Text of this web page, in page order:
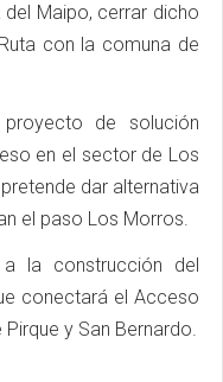
Maipo, cerrar dicho
con la comuna de
de solución
en el sector de Los
dar alternativa
el paso Los Morros.
la construcción del
conectará el Acceso
y San Bernardo.